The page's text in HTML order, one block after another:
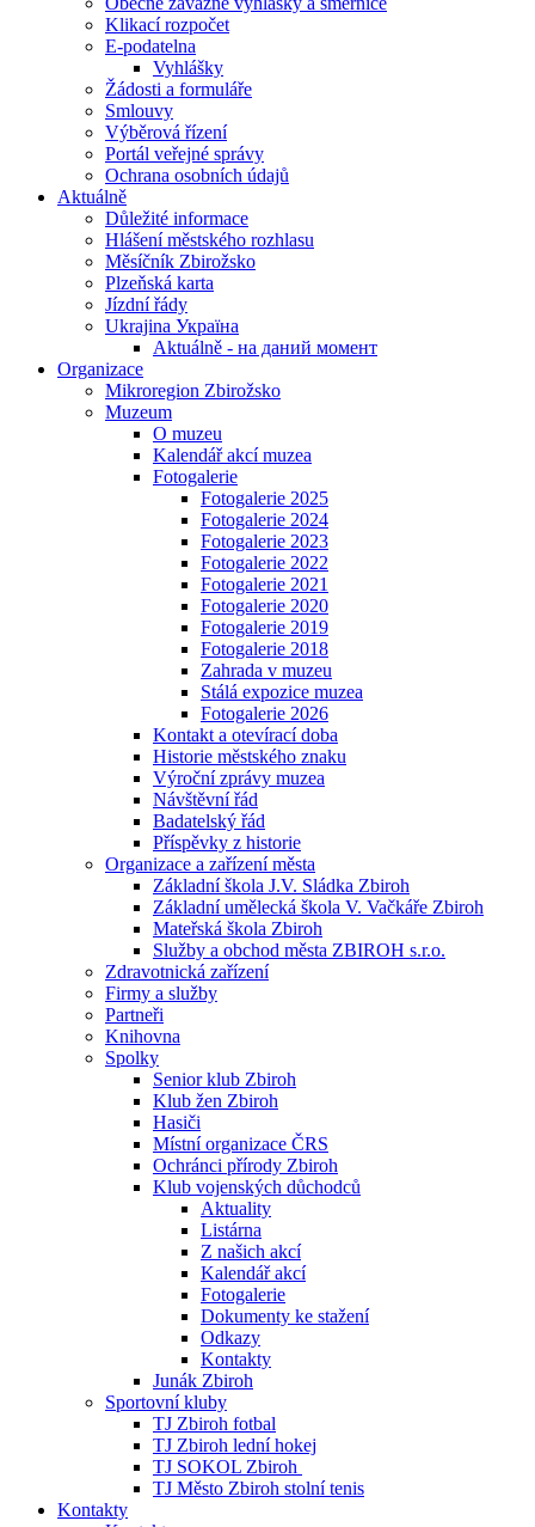
Klikací rozpočet
E-podatelna
Vyhlášky
Žádosti a formuláře
Smlouvy
Výběrová řízení
Portál veřejné správy
Ochrana osobních údajů
Aktuálně
Důležité informace
Hlášení městského rozhlasu
Měsíčník Zbirožsko
Plzeňská karta
Jízdní řády
Ukrajina Україна
Aktuálně - на даний момент
Organizace
Mikroregion Zbirožsko
Muzeum
O muzeu
Kalendář akcí muzea
Fotogalerie
Fotogalerie 2025
Fotogalerie 2024
Fotogalerie 2023
Fotogalerie 2022
Fotogalerie 2021
Fotogalerie 2020
Fotogalerie 2019
Fotogalerie 2018
Zahrada v muzeu
Stálá expozice muzea
Fotogalerie 2026
Kontakt a otevírací doba
Historie městského znaku
Výroční zprávy muzea
Návštěvní řád
Badatelský řád
Příspěvky z historie
Organizace a zařízení města
Základní škola J.V. Sládka Zbiroh
Základní umělecká škola V. Vačkáře Zbiroh
Mateřská škola Zbiroh
Služby a obchod města ZBIROH s.r.o.
Zdravotnická zařízení
Firmy a služby
Partneři
Knihovna
Spolky
Senior klub Zbiroh
Klub žen Zbiroh
Hasiči
Místní organizace ČRS
Ochránci přírody Zbiroh
Klub vojenských důchodců
Aktuality
Listárna
Z našich akcí
Kalendář akcí
Fotogalerie
Dokumenty ke stažení
Odkazy
Kontakty
Junák Zbiroh
Sportovní kluby
TJ Zbiroh fotbal
TJ Zbiroh lední hokej
TJ SOKOL Zbiroh
TJ Město Zbiroh stolní tenis
Kontakty